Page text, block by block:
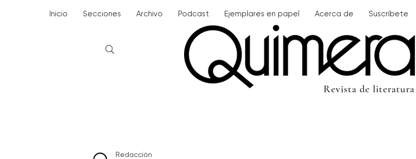
Inicio Secciones Archivo Podcast Ejemplares en papel Acerca de Suscríbete
Revista de literatura
Redacción